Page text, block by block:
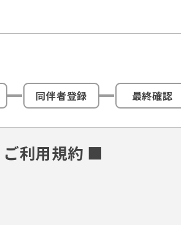
同伴者登録 最終確認
利用規約 ■